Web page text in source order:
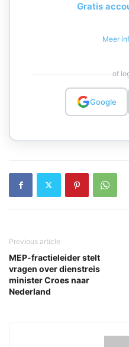
Gratis
Meer
of
Google
Previous article
MEP-fractieleider stelt
vragen over dienstreis
minister Croes naar
Nederland